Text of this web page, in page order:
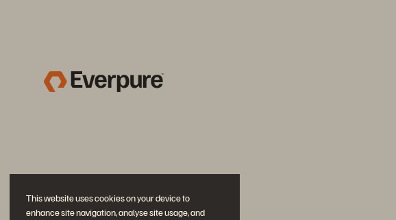
This website uses cookies on your device to
enhance site navigation, analyse site usage, and